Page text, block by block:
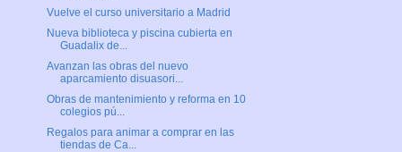
Vuelve el curso universitario a Madrid
Nueva biblioteca y piscina cubierta en
Guadalix de...
Avanzan las obras del nuevo
aparcamiento disuasori...
Obras de mantenimiento y reforma en 10
colegios pú...
Regalos para animar a comprar en las
tiendas de Ca...